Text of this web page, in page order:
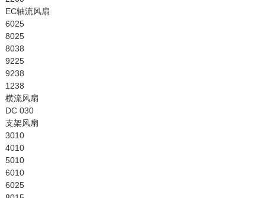
EC轴流风扇
6025
8025
8038
9225
9238
1238
横流风扇
DC 030
支架风扇
3010
4010
5010
6010
6025